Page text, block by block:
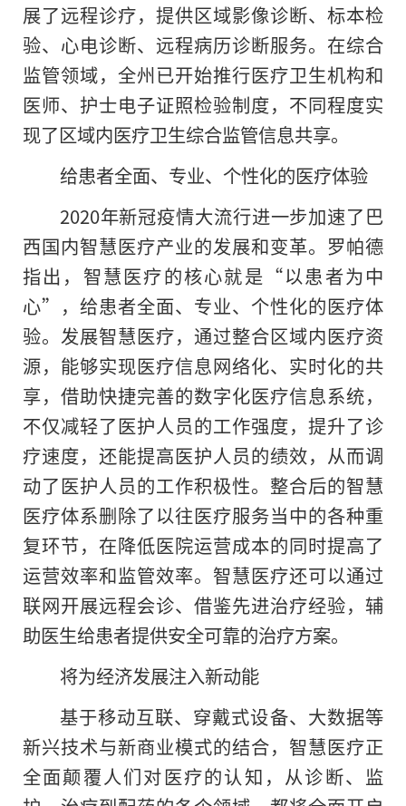
展了远程诊疗，提供区域影像诊断、标本检
验、心电诊断、远程病历诊断服务。在综合
监管领域，全州已开始推行医疗卫生机构和
医师、护士电子证照检验制度，不同程度实
现了区域内医疗卫生综合监管信息共享。
给患者全面、专业、个性化的医疗体验
2020年新冠疫情大流行进一步加速了巴
西国内智慧医疗产业的发展和变革。罗帕德
指出，智慧医疗的核心就是“以患者为中
心”，给患者全面、专业、个性化的医疗体
验。发展智慧医疗，通过整合区域内医疗资
源，能够实现医疗信息网络化、实时化的共
享，借助快捷完善的数字化医疗信息系统，
不仅减轻了医护人员的工作强度，提升了诊
疗速度，还能提高医护人员的绩效，从而调
动了医护人员的工作积极性。整合后的智慧
医疗体系删除了以往医疗服务当中的各种重
复环节，在降低医院运营成本的同时提高了
运营效率和监管效率。智慧医疗还可以通过
联网开展远程会诊、借鉴先进治疗经验，辅
助医生给患者提供安全可靠的治疗方案。
将为经济发展注入新动能
基于移动互联、穿戴式设备、大数据等
新兴技术与新商业模式的结合，智慧医疗正
全面颠覆人们对医疗的认知，从诊断、监